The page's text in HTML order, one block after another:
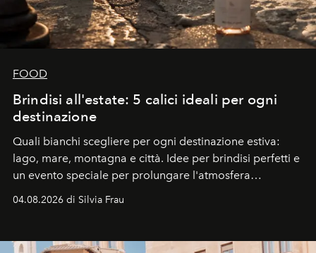
FOOD
Brindisi all'estate: 5 calici ideali per ogni
destinazione
Quali bianchi scegliere per ogni destinazione estiva:
lago, mare, montagna e città. Idee per brindisi perfetti e
un evento speciale per prolungare l'atmosfera
04.08.2026 di Silvia Frau